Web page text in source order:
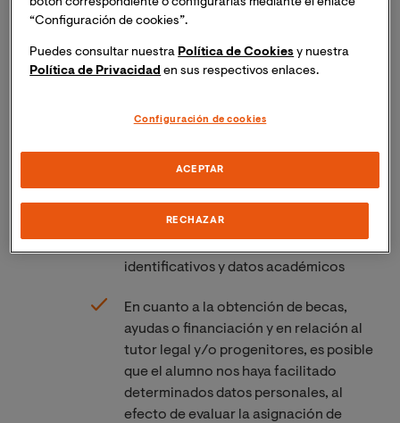
haya facilitado determinados datos
como datos identificativos o de
contacto.
En relación con el Programa,
asignación de plazas en función de las
notas de corte. Las categorías de los
identificativos y datos académicos
En cuanto a la obtención de becas,
ayudas o financiación y en relación al
tutor legal y/o progenitores, es posible
que el alumno nos haya facilitado
determinados datos personales, al
efecto de evaluar la asignación de
botón correspondiente o configurarlas mediante el enlace
“Configuración de cookies”.
Puedes consultar nuestra Política de Cookies y nuestra
Política de Privacidad en sus respectivos enlaces.
Configuración de cookies
RECHAZAR
ACEPTAR